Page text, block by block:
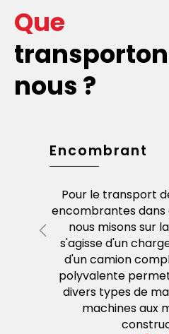
Que
nous ?
Encombrant
Pour le transport
encombrantes dans
nous misons sur
s'agisse d'un
d'un camion
polyvalente
divers types de
machines aux